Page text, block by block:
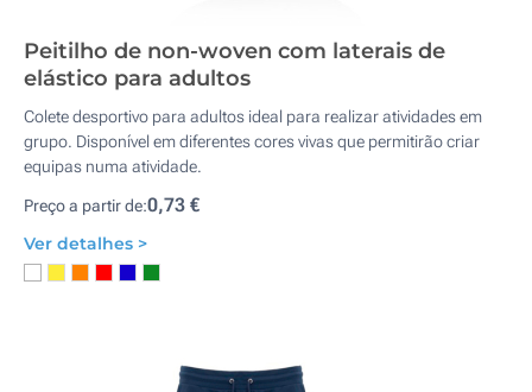
Peitilho de non-woven com laterais de
elástico para adultos
Colete desportivo para adultos ideal para realizar atividades em
grupo. Disponível em diferentes cores vivas que permitirão criar
equipas numa atividade.
Preço a partir de:0,73 €
Ver detalhes >